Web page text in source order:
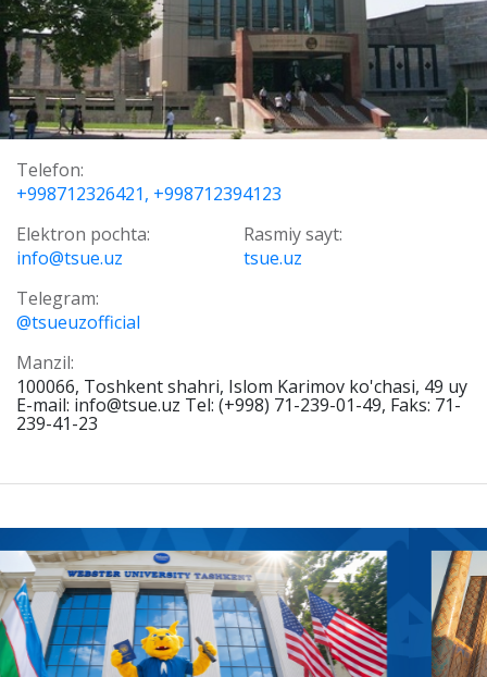
Telefon:
+998712326421, +998712394123
Elektron pochta:
info@tsue.uz
Rasmiy sayt:
tsue.uz
Telegram:
@tsueuzofficial
Manzil:
100066, Toshkent shahri, Islom Karimov ko'chasi, 49 uy
E-mail: info@tsue.uz Tel: (+998) 71-239-01-49, Faks: 71-
239-41-23